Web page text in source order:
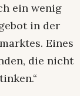
ein wenig
in der
Eines
die nicht